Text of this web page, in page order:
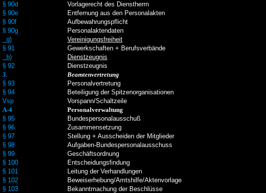
§ 90d
§ 90e
§ 90f
§ 90g
g)
§ 91
h)
§ 92
Vorlagerecht des Dienstherrn
Entfernung aus den Personalakten
Aufbewahrungspflicht
Personalaktendaten
Vereinigungsfreiheit
Gewerkschaften + Berufsverbände
Dienstzeugnis
Dienstzeugnis
3.
Beamtenvertretung
§ 93
§ 94
Personalvertretung
Beteiligung der Spitzenorganisationen
Vsp
Vorspann/Schaltzeile
A-4
Personalverwaltung
§ 95
§ 96
§ 97
§ 98
§ 99
§ 100
§ 101
§ 102
§ 103
Bundespersonalausschuß
Zusammensetzung
Stellung + Ausscheiden der Mitglieder
Aufgaben-Bundespersonalausschuss
Geschäftsordnung
Entscheidungsfindung
Leitung der Verhandlungen
Beweiserhebung/Amtshilfe/Aktenvorlage
Bekanntmachung der Beschlüsse